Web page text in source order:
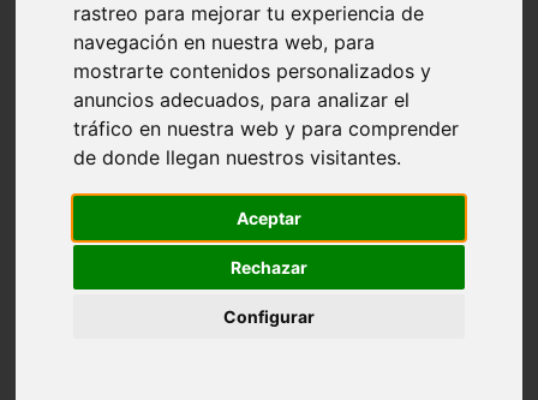
rastreo para mejorar tu experiencia de
navegación en nuestra web, para
mostrarte contenidos personalizados y
anuncios adecuados, para analizar el
tráfico en nuestra web y para comprender
de donde llegan nuestros visitantes.
Aceptar
Rechazar
Configurar
Asturias - oviedo
Cádiz - el-puerto-de-santa-maría
Asturias - aller
álava - vitoria-gasteiz
Málaga - marbella
Zaragoza - zaragoza
Barcelona - barcelona
Valencia - valencia
Toledo - seseña
Cantabria - val-de-san-vicente